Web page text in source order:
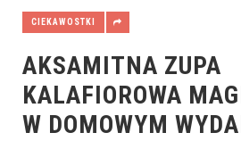
CIEKAWOSTKI
AKSAMITNA ZUPA
KALAFIOROWA
W DOMOWYM